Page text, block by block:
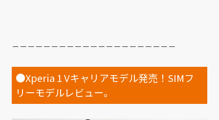
－－－－－－－－－－－－－－－－－－－－－
●Xperia 1 Vキャリアモデル発売！SIMフ
リーモデルレビュー。